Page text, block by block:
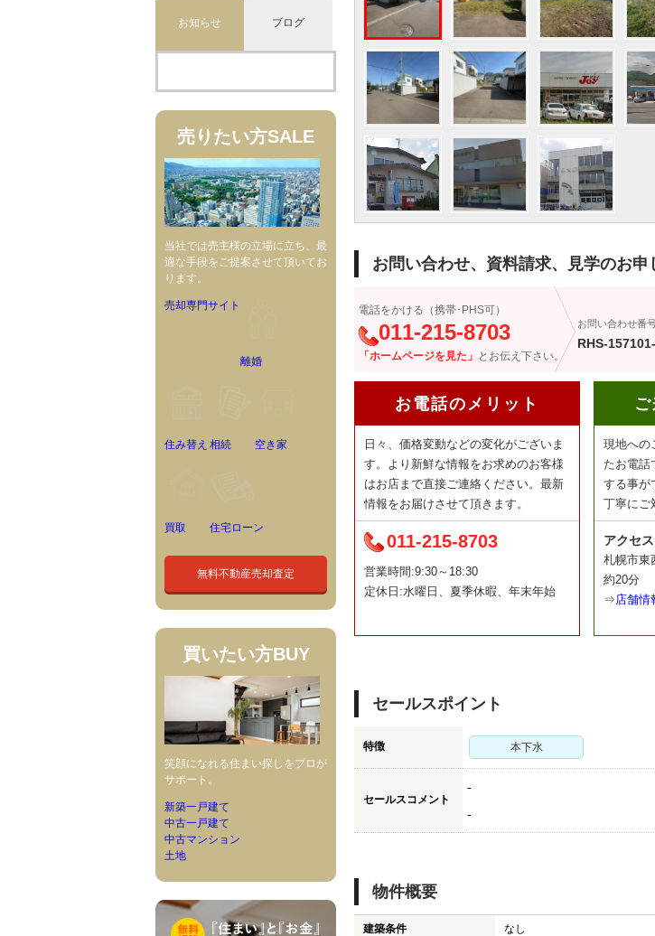
お問い合わせ、資料請求、見学のお申
電話をかける（携帯･PHS可）
011-215-8703
「ホームページを見た」 とお伝え下さい。
お問い合わせ番
RHS-
お電話のメリット
日々、価格変動などの変化がございま
す。より新鮮な情報をお求めのお客様
はお店まで直接ご連絡ください。最新
情報をお届けさせて頂きます。
011-215-8703
営業時間:9:30～18:30
定休日:水曜日、夏季休暇、年末年始
現地への
たお電話
する事が
丁寧にご
アクセス
札幌市東
約20分
⇒店舗情
セールスポイント
特徴 本下水
セールスコメント
-
-
物件概要
建築条件 なし
お知らせ ブログ
売りたい方SALE
当社では売主様の立場に立ち、最
適な手段をご提案させて頂いてお
ります。
売却専門サイト
離婚
住み替え 相続 空き家
買取 住宅ローン
無料不動産売却査定
買いたい方BUY
笑顔になれる住まい探しをプロが
サポート。
新築一戸建て
中古一戸建て
中古マンション
土地